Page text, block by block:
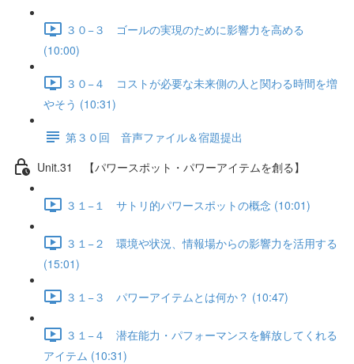
３０−３ ゴールの実現のために影響力を高める
(10:00)
３０−４ コストが必要な未来側の人と関わる時間を増
やそう (10:31)
第３０回 音声ファイル＆宿題提出
Unit.31 【パワースポット・パワーアイテムを創る】
３１−１ サトリ的パワースポットの概念 (10:01)
３１−２ 環境や状況、情報場からの影響力を活用する
(15:01)
３１−３ パワーアイテムとは何か？ (10:47)
３１−４ 潜在能力・パフォーマンスを解放してくれる
アイテム (10:31)